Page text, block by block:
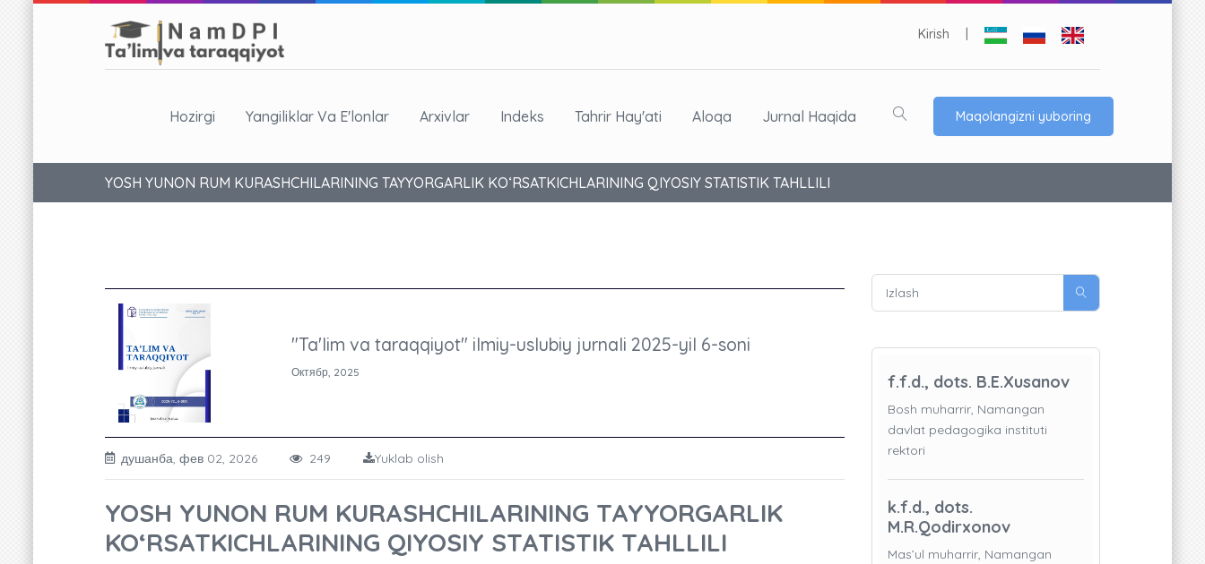
Kirish
Hozirgi Yangiliklar Va E'lonlar Arxivlar Indeks Tahrir Hay'ati Aloqa Jurnal Haqida Maqolangizni yuboring
YOSH YUNON RUM KURASHCHILARINING TAYYORGARLIK KO‘RSATKICHLARINING QIYOSIY STATISTIK TAHLLILI
"Ta'lim va taraqqiyot" ilmiy-uslubiy jurnali 2025-yil 6-soni
Октябр, 2025
душанба, фев 02, 2026 249 Yuklab olish
YOSH YUNON RUM KURASHCHILARINING TAYYORGARLIK
KO‘RSATKICHLARINING QIYOSIY STATISTIK TAHLLILI
f.f.d., dots. B.E.Xusanov
Bosh muharrir, Namangan
davlat pedagogika instituti
rektori
k.f.d., dots.
M.R.Qodirxonov
Mas’ul muharrir, Namangan